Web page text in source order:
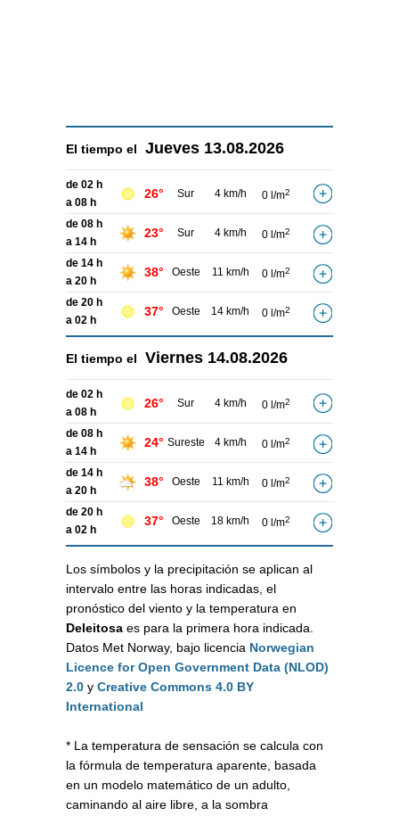
El tiempo el Jueves 13.08.2026
de 02 h
a 08 h
26° Sur 4 km/h 0 l/m2
de 08 h
a 14 h
23° Sur 4 km/h 0 l/m2
de 14 h
a 20 h
38° Oeste 11 km/h 0 l/m2
de 20 h
a 02 h
37° Oeste 14 km/h 0 l/m2
El tiempo el Viernes 14.08.2026
de 02 h
a 08 h
26° Sur 4 km/h 0 l/m2
de 08 h
a 14 h
24° Sureste 4 km/h 0 l/m2
de 14 h
a 20 h
38° Oeste 11 km/h 0 l/m2
de 20 h
a 02 h
37° Oeste 18 km/h 0 l/m2
Los símbolos y la precipitación se aplican al
intervalo entre las horas indicadas, el
pronóstico del viento y la temperatura en
Deleitosa es para la primera hora indicada.
Datos Met Norway, bajo licencia Norwegian
Licence for Open Government Data (NLOD)
2.0 y Creative Commons 4.0 BY
International
* La temperatura de sensación se calcula con
la fórmula de temperatura aparente, basada
en un modelo matemático de un adulto,
caminando al aire libre, a la sombra